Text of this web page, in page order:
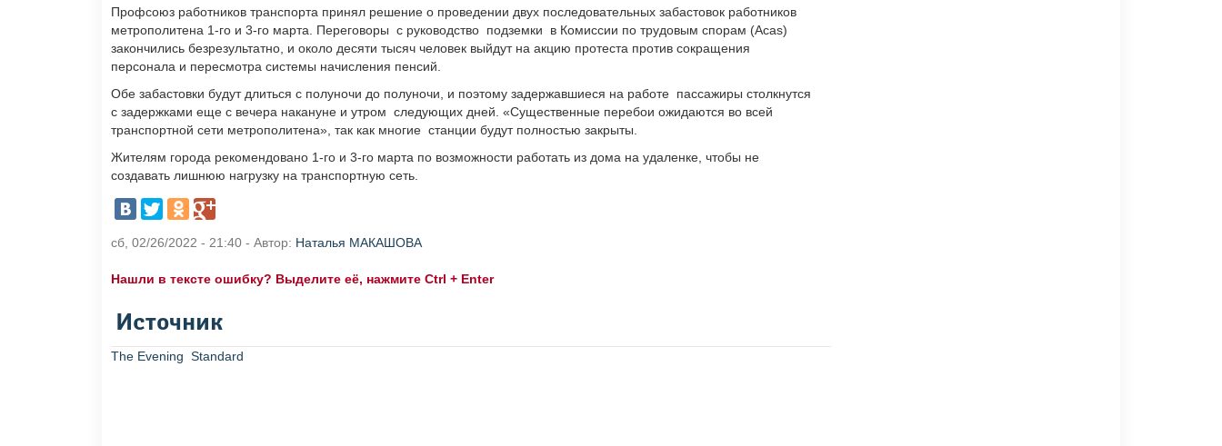
Профсоюз работников транспорта принял решение о проведении двух последовательных забастовок работников
метрополитена 1-го и 3-го марта. Переговоры с руководство подземки в Комиссии по трудовым спорам (Acas)
закончились безрезультатно, и около десяти тысяч человек выйдут на акцию протеста против сокращения
персонала и пересмотра системы начисления пенсий.
Обе забастовки будут длиться с полуночи до полуночи, и поэтому задержавшиеся на работе пассажиры столкнутся
с задержками еще с вечера накануне и утром следующих дней. «Существенные перебои ожидаются во всей
транспортной сети метрополитена», так как многие станции будут полностью закрыты.
Жителям города рекомендовано 1-го и 3-го марта по возможности работать из дома на удаленке, чтобы не
создавать лишнюю нагрузку на транспортную сеть.
сб, 02/26/2022 - 21:40 - Автор: Наталья МАКАШОВА
Нашли в тексте ошибку? Выделите её, нажмите Ctrl + Enter
Источник
The Evening Standard